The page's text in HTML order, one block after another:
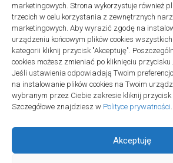
marketingowych. Strona wykorzystuje również
trzecich w celu korzystania z zewnętrznych
marketingowych. Aby wyrazić zgodę na
urządzeniu końcowym plików cookies
kategorii kliknij przycisk "Akceptuję".
cookies możesz zmieniać po kliknięciu przycisku
Jeśli ustawienia odpowiadają Twoim
na instalowanie plików cookies na Twoim
wybranym przez Ciebie zakresie kliknij przycisk
Szczegółowe znajdziesz w Polityce prywatności.
Akceptuję
Polityka plików cookies (EU)|Polityka